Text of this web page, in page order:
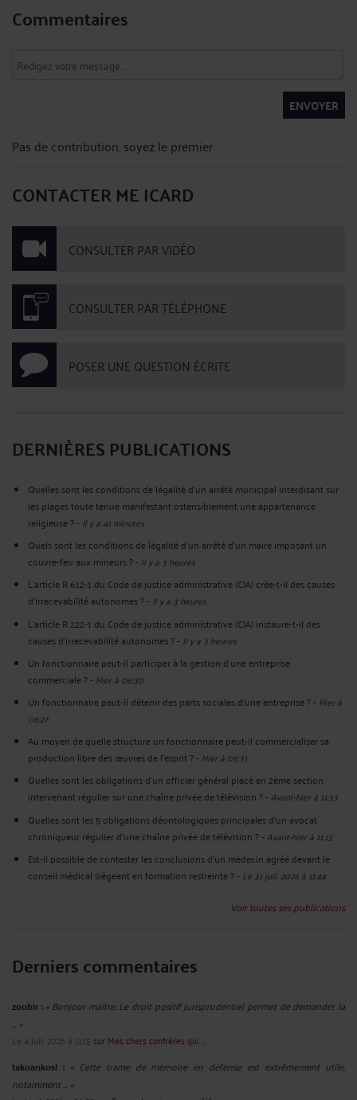
Commentaires
ENVOYER
Pas de contribution, soyez le premier
CONTACTER ME ICARD
CONSULTER PAR VIDÉO
CONSULTER PAR TÉLÉPHONE
POSER UNE QUESTION ÉCRITE
DERNIÈRES PUBLICATIONS
Quelles sont les conditions de légalité d’un arrêté municipal interdisant sur
les plages toute tenue manifestant ostensiblement une appartenance
religieuse ?- Il y a 41 minutes
Quels sont les conditions de légalité d'un arrêté d'un maire imposant un
couvre-feu aux mineurs ?- Il y a 3 heures
L’article R.612‑1 du Code de justice administrative (CJA) crée-t-il des causes
d’irrecevabilité autonomes ?- Il y a 3 heures
L’article R.222‑1 du Code de justice administrative (CJA) instaure-t-il des
causes d’irrecevabilité autonomes ?- Il y a 3 heures
Un fonctionnaire peut-il participer à la gestion d’une entreprise
commerciale ?- Hier à 06:30
Un fonctionnaire peut-il détenir des parts sociales d’une entreprise ?- Hier à
06:27
Au moyen de quelle structure un fonctionnaire peut-il commercialiser sa
production libre des œuvres de l’esprit ?- Hier à 05:31
Quelles sont les obligations d’un officier général placé en 2ème section
intervenant régulier sur une chaîne privée de télévision ?-Avant-hier à 11:33
Quelles sont les 5 obligations déontologiques principales d’un avocat
chroniqueur régulier d’une chaîne privée de télévision ?-Avant-hier à 11:13
Est-il possible de contester les conclusions d’un médecin agréé devant le
conseil médical siégeant en formation restreinte ?- Le 31 juil. 2026 à 11:44
Voir toutes ses publications
Derniers commentaires
zoubir : « Bonjour maître, Le droit positif jurisprudentiel permet de demander la
... »
Le 4 juil. 2026 à 11:15 sur Mes chers confrères qui ...
takoankosi : « Cette trame de mémoire en défense est extrêmement utile,
notamment ... »